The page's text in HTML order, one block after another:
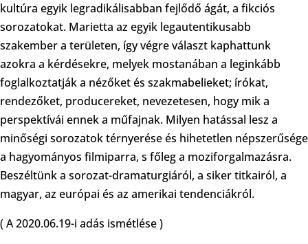
kultúra egyik legradikálisabban fejlődő ágát, a fikciós
sorozatokat. Marietta az egyik legautentikusabb
szakember a területen, így végre választ kaphattunk
azokra a kérdésekre, melyek mostanában a leginkább
foglalkoztatják a nézőket és szakmabelieket; írókat,
rendezőket, producereket, nevezetesen, hogy mik a
perspektívái ennek a műfajnak. Milyen hatással lesz a
minőségi sorozatok térnyerése és hihetetlen népszerűsége
a hagyományos filmiparra, s főleg a moziforgalmazásra.
Beszéltünk a sorozat-dramaturgiáról, a siker titkairól, a
magyar, az európai és az amerikai tendenciákról.
( A 2020.06.19-i adás ismétlése )